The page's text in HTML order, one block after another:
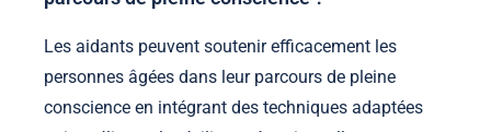
Les aidants peuvent soutenir efficacement les
personnes âgées dans leur parcours de pleine
conscience en intégrant des techniques adaptées